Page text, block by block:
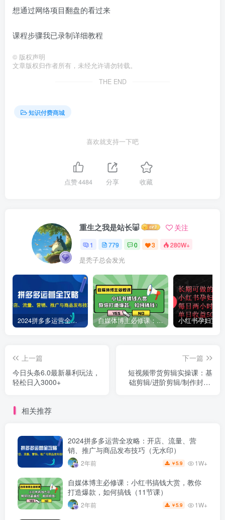
想通过网络项目翻盘的看过来
课程步骤我已录制详细教程
© 版权声明
文章版权归作者所有，未经允许请勿转载。
THE END
知识付费商城
喜欢就支持一下吧
点赞4484 分享 收藏
重生之我是站长🐷 关注
1 779 0 3 280W+
是秃子总会发光
2024拼多多运营全攻略：开店、流量、营销、推广与商品发布技巧（无水印） 自媒体博主必修课：小红书搞钱大赏，教你打造爆款，如何搞钱（11节课）
上一篇
今日头条6.0最新暴利玩法，
轻松日入3000+
下一篇
短视频带货剪辑实操课：基
础剪辑/进阶剪辑/制作封面/
相关推荐
2024拼多多运营全攻略：开店、流量、营
销、推广与商品发布技巧（无水印）
2年前 ￥5.9 1W+
自媒体博主必修课：小红书搞钱大赏，教你
打造爆款，如何搞钱（11节课）
2年前 ￥5.9 1W+